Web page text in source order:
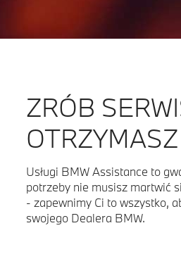
ZRÓB
Usługi BMW Assistance to
potrzeby nie musisz martwić
- zapewnimy Ci to wszystko,
swojego Dealera BMW.